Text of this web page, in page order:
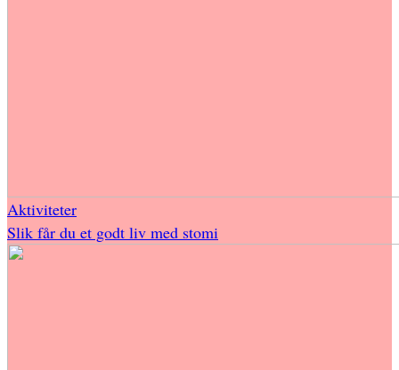
Aktiviteter
Slik får du et godt liv med stomi